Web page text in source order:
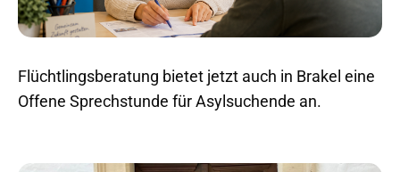
Flüchtlingsberatung bietet jetzt auch in Brakel eine
Offene Sprechstunde für Asylsuchende an.